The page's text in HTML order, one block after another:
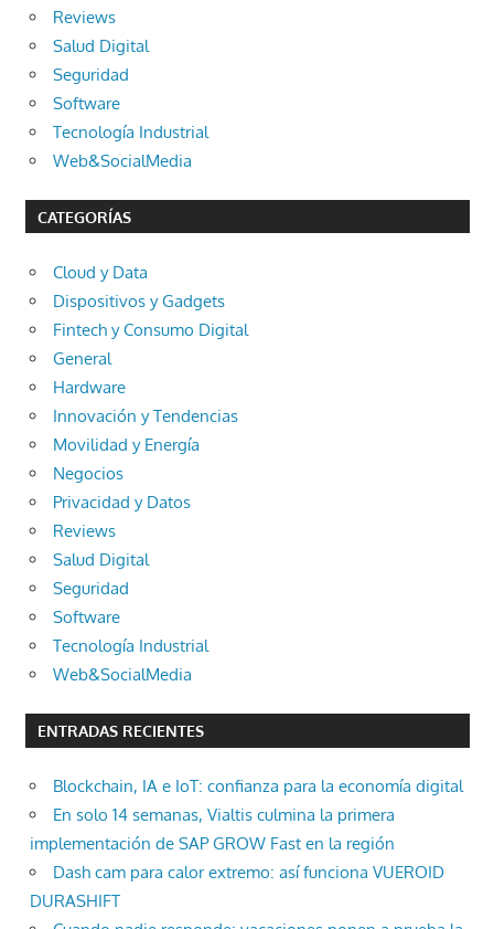
Reviews
Salud Digital
Seguridad
Software
Tecnología Industrial
Web&SocialMedia
CATEGORÍAS
Cloud y Data
Dispositivos y Gadgets
Fintech y Consumo Digital
General
Hardware
Innovación y Tendencias
Movilidad y Energía
Negocios
Privacidad y Datos
Reviews
Salud Digital
Seguridad
Software
Tecnología Industrial
Web&SocialMedia
ENTRADAS RECIENTES
Blockchain, IA e IoT: confianza para la economía digital
En solo 14 semanas, Vialtis culmina la primera
implementación de SAP GROW Fast en la región
Dash cam para calor extremo: así funciona VUEROID
DURASHIFT